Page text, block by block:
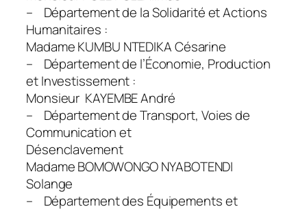
– Département de la Solidarité et Actions
Humanitaires :
Madame KUMBU NTEDIKA Césarine
– Département de l’Économie, Production
et Investissement :
Monsieur KAYEMBE André
– Département de Transport, Voies de
Communication et
Désenclavement
Madame BOMOWONGO NYABOTENDI
Solange
– Département des Équipements et